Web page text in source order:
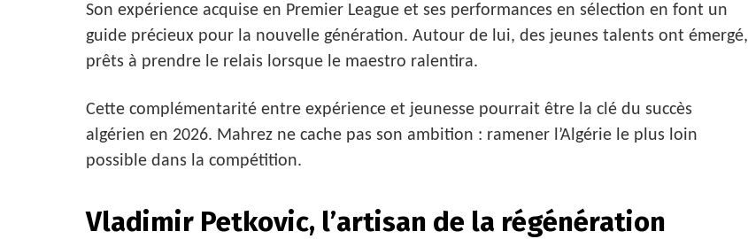
Son expérience acquise en Premier League et ses performances en sélection en font un
guide précieux pour la nouvelle génération. Autour de lui, des jeunes talents ont émergé,
prêts à prendre le relais lorsque le maestro ralentira.
Cette complémentarité entre expérience et jeunesse pourrait être la clé du succès
algérien en 2026. Mahrez ne cache pas son ambition : ramener l’Algérie le plus loin
possible dans la compétition.
Vladimir Petkovic, l’artisan de la régénération